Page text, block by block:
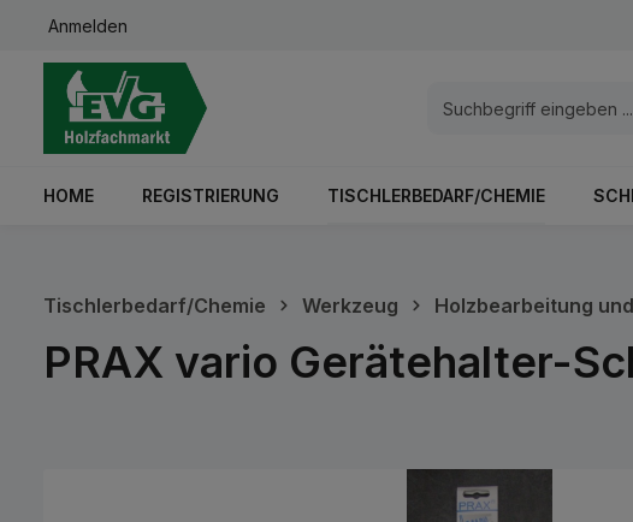
Zur Hauptnavigation springen
Anmelden
HOME REGISTRIERUNG TISCHLERBEDARF/CHEMIE
Tischlerbedarf/Chemie Werkzeug Holzbearbeitung
PRAX vario Gerätehalter-